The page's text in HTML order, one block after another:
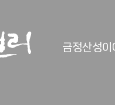
금정산성이